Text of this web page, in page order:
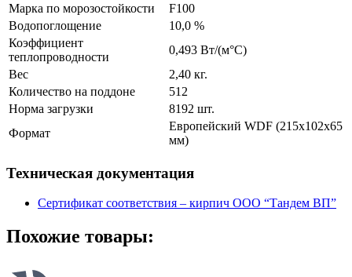
Марка по морозостойкости
F100
Водопоглощение
10,0 %
Коэффициент
теплопроводности
0,493 Вт/(м°C)
Вес
2,40 кг.
Количество на поддоне
512
Норма загрузки
8192 шт.
Формат
Европейский WDF (215х102х65
мм)
Техническая документация
Сертификат соответствия – кирпич ООО “Тандем ВП”
Похожие товары: